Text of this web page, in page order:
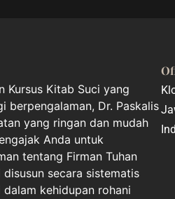
Kursus Kitab Suci yang
berpengalaman, Dr. Paskalis
yang ringan dan mudah
Anda untuk
tentang Firman Tuhan
secara sistematis
kehidupan rohani